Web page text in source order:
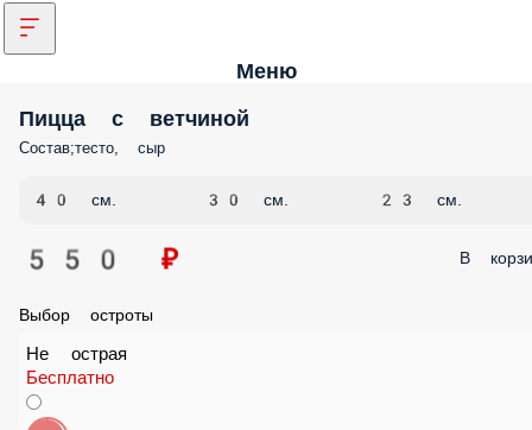
Меню
Пицца с ветчиной
Состав;тесто, сыр
40 см. 30 см. 23 см.
550 ₽ В
Выбор остроты
Не острая
Бесплатно